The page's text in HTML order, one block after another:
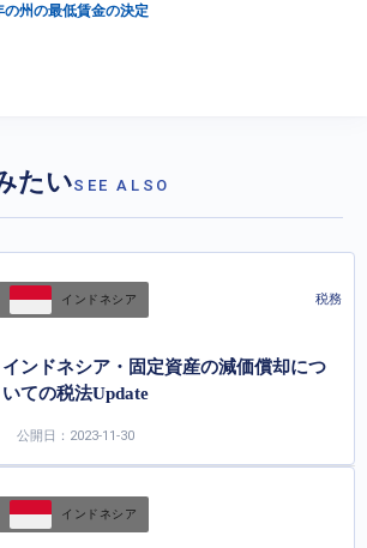
州の最低賃金の決定
たいSEE ALSO
インドネシア 税務
インドネシア・固定資産の減価償却につ
いての税法Update
公開日：2023-11-30
インドネシア